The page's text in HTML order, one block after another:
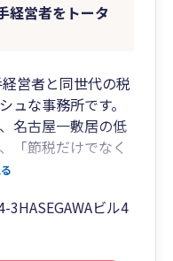
経営者をトータ
営者と同世代の税
ュな事務所です。
名古屋一敷居の低
「節税だけでなく
たい」「同世代で
力でお応えしまビル4